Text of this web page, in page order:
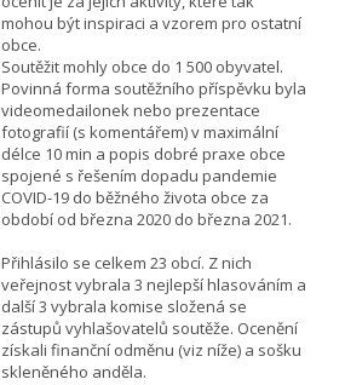
mohou být inspiraci a vzorem pro ostatní
obce.
Soutěžit mohly obce do 1 500 obyvatel.
Povinná forma soutěžního příspěvku byla
videomedailonek nebo prezentace
fotografií (s komentářem) v maximální
délce 10 min a popis dobré praxe obce
spojené s řešením dopadu pandemie
COVID-19 do běžného života obce za
období od března 2020 do března 2021.
Přihlásilo se celkem 23 obcí. Z nich
veřejnost vybrala 3 nejlepší hlasováním a
další 3 vybrala komise složená se
zástupů vyhlašovatelů soutěže. Ocenění
získali finanční odměnu (viz níže) a sošku
skleněného anděla.